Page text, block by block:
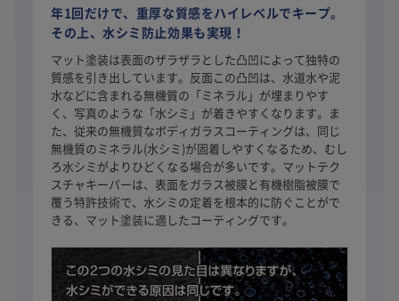
年1回だけで、重厚な質感をハイレベルでキープ。
その上、水シミ防止効果も実現！
マット塗装は表面のザラザラとした凸凹によって独特の
質感を引き出しています。反面この凸凹は、水道水や泥
水などに含まれる無機質の「ミネラル」が埋まりやす
く、写真のような「水シミ」が着きやすくなります。ま
た、従来の無機質なボディガラスコーティングは、同じ
無機質のミネラル(水シミ)が固着しやすくなるため、むし
ろ水シミがよりひどくなる場合が多いです。マットテク
スチャキーパーは、表面をガラス被膜と有機樹脂被膜で
覆う特許技術で、水シミの定着を根本的に防ぐことがで
きる、マット塗装に適したコーティングです。